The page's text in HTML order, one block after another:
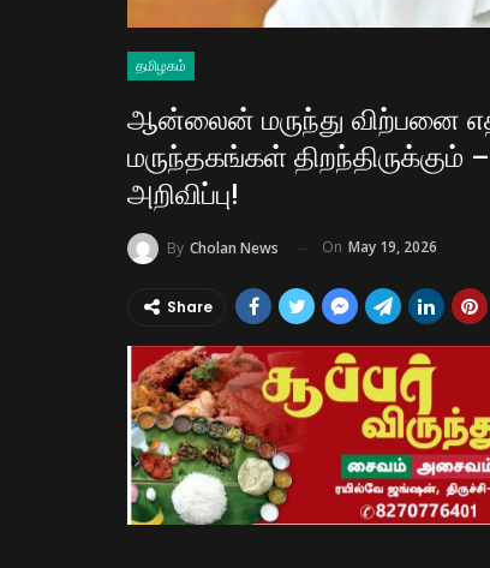
தமிழகம்
ஆன்லைன் மருந்து விற்பனை
மருந்தகங்கள்
அறிவிப்பு!
By Cholan News On May 19, 2026
Share